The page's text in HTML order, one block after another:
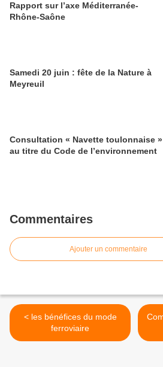
Rapport sur l’axe Méditerranée-
Rhône-Saône
Samedi 20 juin : fête de la Nature à
Meyreuil
Consultation « Navette toulonnaise »
au titre du Code de l’environnement
Commentaires
Ajouter un commentaire
< les bénéfices du mode
ferroviaire